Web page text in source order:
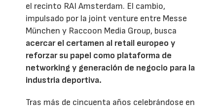
el recinto RAI Amsterdam. El cambio,
impulsado por la joint venture entre Messe
München y Raccoon Media Group, busca
acercar el certamen al retail europeo y
reforzar su papel como plataforma de
networking y generación de negocio para la
industria deportiva.
Tras más de cincuenta años celebrándose en